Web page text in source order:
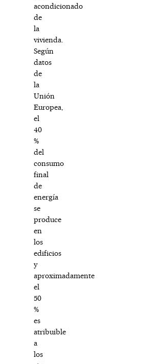
acondicionado
de
la
vivienda.
Según
datos
de
la
Unión
Europea,
el
40
%
del
consumo
final
de
energía
se
produce
en
los
edificios
y
aproximadamente
el
50
%
es
atribuible
a
los